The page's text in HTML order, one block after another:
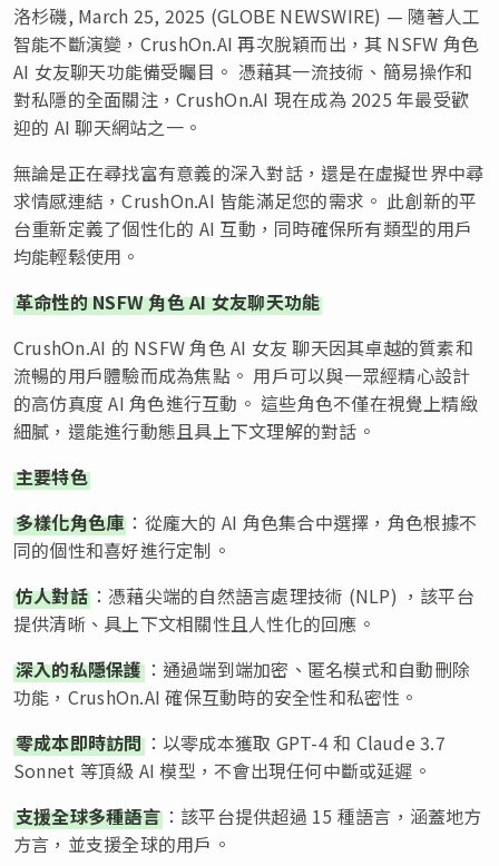
洛杉磯, March 25, 2025 (GLOBE NEWSWIRE) — 隨著人工
智能不斷演變，CrushOn.AI 再次脫穎而出，其 NSFW 角色
AI 女友聊天功能備受矚目。 憑藉其一流技術、簡易操作和
對私隱的全面關注，CrushOn.AI 現在成為 2025 年最受歡
迎的 AI 聊天網站之一。
無論是正在尋找富有意義的深入對話，還是在虛擬世界中尋
求情感連結，CrushOn.AI 皆能滿足您的需求。 此創新的平
台重新定義了個性化的 AI 互動，同時確保所有類型的用戶
均能輕鬆使用。
革命性的 NSFW 角色 AI 女友聊天功能
CrushOn.AI 的 NSFW 角色 AI 女友 聊天因其卓越的質素和
流暢的用戶體驗而成為焦點。 用戶可以與一眾經精心設計
的高仿真度 AI 角色進行互動。 這些角色不僅在視覺上精緻
細膩，還能進行動態且具上下文理解的對話。
主要特色
多樣化角色庫 ：從龐大的 AI 角色集合中選擇，角色根據不
同的個性和喜好進行定制。
仿人對話：憑藉尖端的自然語言處理技術 (NLP) ，該平台
提供清晰、具上下文相關性且人性化的回應。
深入的私隱保護：通過端到端加密、匿名模式和自動刪除
功能，CrushOn.AI 確保互動時的安全性和私密性。
零成本即時訪問：以零成本獲取 GPT-4 和 Claude 3.7
Sonnet 等頂級 AI 模型，不會出現任何中斷或延遲。
支援全球多種語言：該平台提供超過 15 種語言，涵蓋地方
方言，並支援全球的用戶。